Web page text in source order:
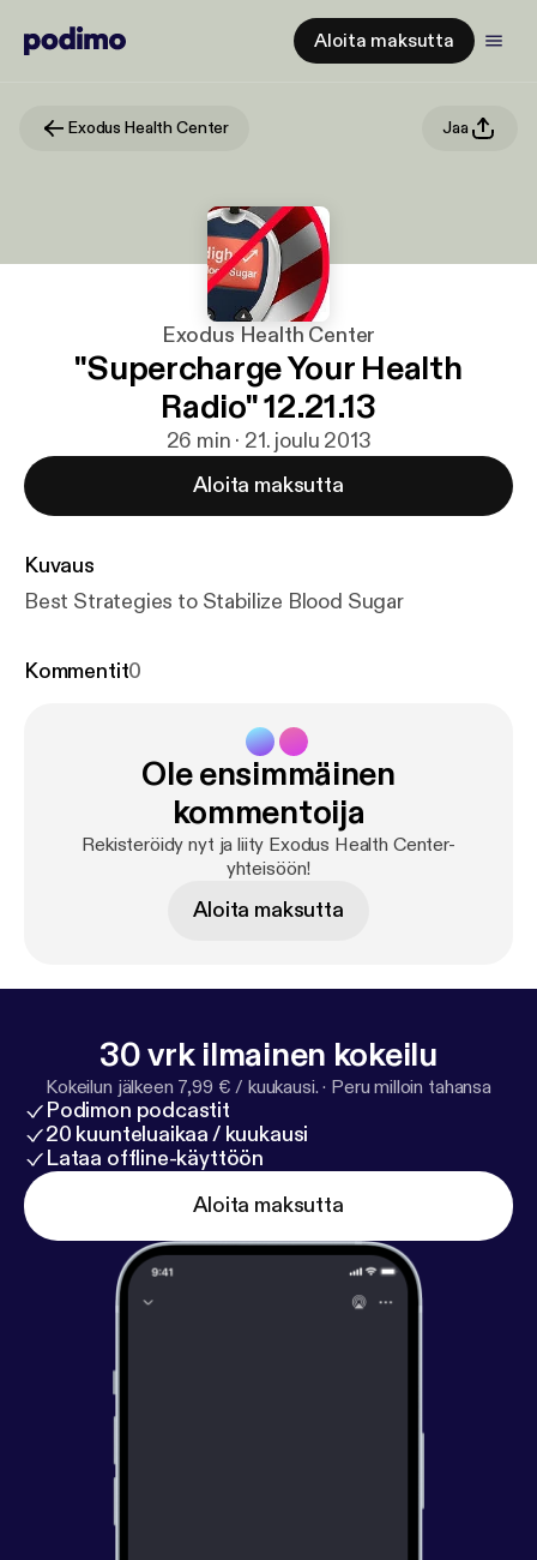
Aloita maksutta
Exodus Health Center Jaa
Exodus Health Center
"Supercharge Your Health
Radio" 12.21.13
26 min · 21. joulu 2013
Aloita maksutta
Kuvaus
Best Strategies to Stabilize Blood Sugar
Kommentit0
Ole ensimmäinen
kommentoija
Rekisteröidy nyt ja liity Exodus Health Center-
yhteisöön!
Aloita maksutta
30 vrk ilmainen kokeilu
Kokeilun jälkeen 7,99 € / kuukausi. · Peru milloin tahansa
Podimon podcastit
20 kuunteluaikaa / kuukausi
Lataa offline-käyttöön
Aloita maksutta